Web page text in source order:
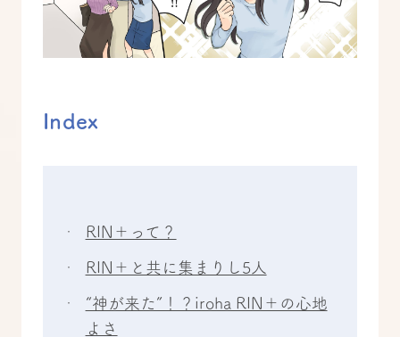
Index
RIN＋って？
RIN＋と共に集まりし5人
“神が来た”！？iroha RIN＋の心地
よさ